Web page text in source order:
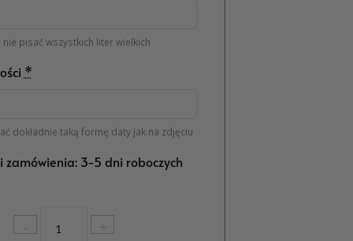
nie pisać wszystkich liter wielkich
*
dokładnie taką formę daty jak na zdjęciu
zamówienia: 3-5 dni roboczych
-
Prezent
+